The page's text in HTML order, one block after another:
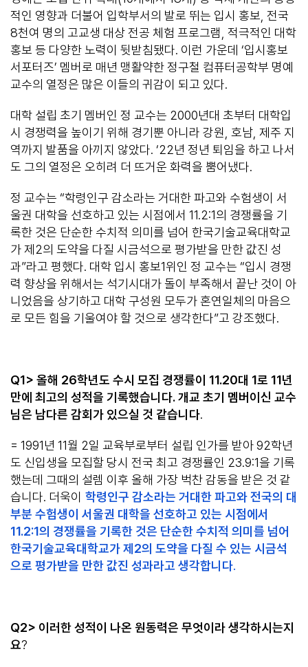
적인 영향과 더불어 입학부서의 발로 뛰는 입시 홍보, 전국
8천여 명의 고교생 대상 전공 체험 프로그램, 적극적인 대학
홍보 등 다양한 노력이 뒷받침됐다. 이런 가운데 ‘입시홍보
서포터즈’ 멤버로 매년 맹활약한 정구철 컴퓨터공학부 명예
교수의 열정은 많은 이들의 귀감이 되고 있다.
대학 설립 초기 멤버인 정 교수는 2000년대 초부터 대학입
시 경쟁력을 높이기 위해 경기뿐 아니라 강원, 호남, 제주 지
역까지 발품을 아끼지 않았다. ‘22년 정년 퇴임을 하고 나서
도 그의 열정은 오히려 더 뜨거운 화력을 뿜어냈다.
정 교수는 “학령인구 감소라는 거대한 파고와 수험생이 서
울권 대학을 선호하고 있는 시점에서 11.2:1의 경쟁률을 기
록한 것은 단순한 수치적 의미를 넘어 한국기술교육대학교
가 제2의 도약을 다질 시금석으로 평가받을 만한 값진 성
과”라고 평했다. 대학 입시 홍보1위인 정 교수는 “입시 경쟁
력 향상을 위해서는 석기시대가 돌이 부족해서 끝난 것이 아
니었음을 상기하고 대학 구성원 모두가 혼연일체의 마음으
로 모든 힘을 기울여야 할 것으로 생각한다”고 강조했다.
Q1> 올해 26학년도 수시 모집 경쟁률이 11.20대 1로 11년
만에 최고의 성적을 기록했습니다. 개교 초기 멤버이신 교수
님은 남다른 감회가 있으실 것 같습니다.
= 1991년 11월 2일 교육부로부터 설립 인가를 받아 92학년
도 신입생을 모집할 당시 전국 최고 경쟁률인 23.9:1을 기록
했는데 그때의 설렘 이후 올해 가장 벅찬 감동을 받은 것 같
습니다. 더욱이 학령인구 감소라는 거대한 파고와 전국의 대
부분 수험생이 서울권 대학을 선호하고 있는 시점에서
11.2:1의 경쟁률을 기록한 것은 단순한 수치적 의미를 넘어
한국기술교육대학교가 제2의 도약을 다질 수 있는 시금석
으로 평가받을 만한 값진 성과라고 생각합니다.
Q2> 이러한 성적이 나온 원동력은 무엇이라 생각하시는지
요?